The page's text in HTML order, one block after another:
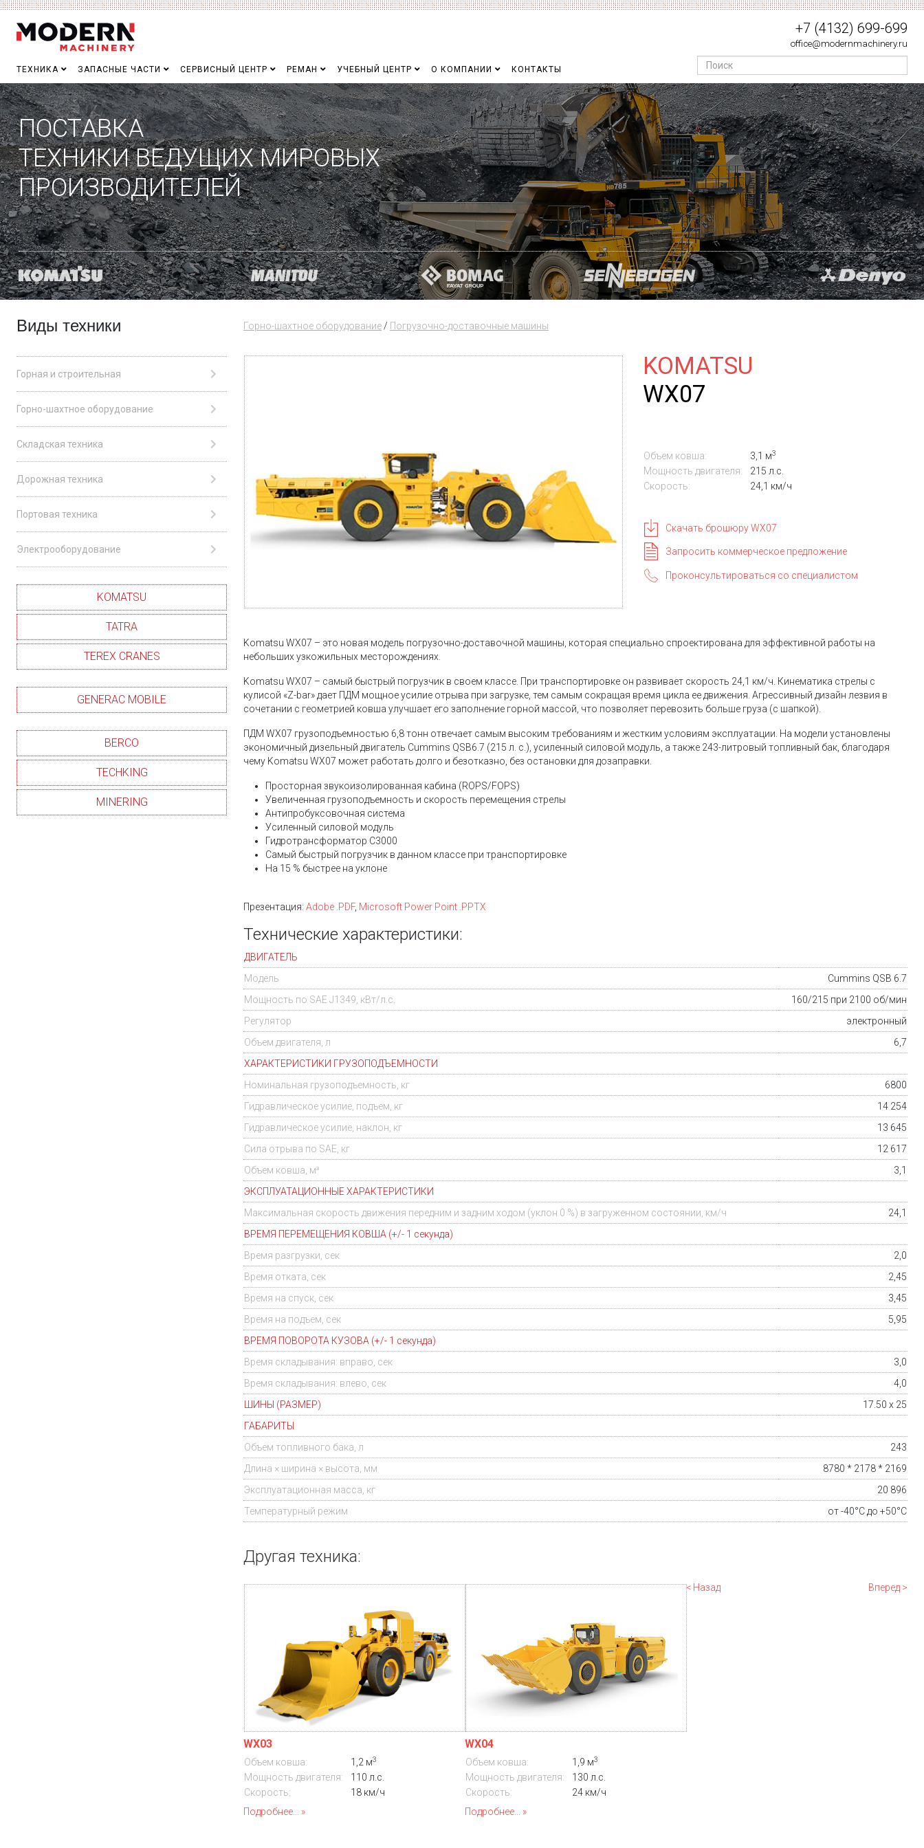
+7 (4132) 699-699
office@modernmachinery.ru
ТЕХНИКА ЗАПАСНЫЕ ЧАСТИ СЕРВИСНЫЙ ЦЕНТР РЕМАН УЧЕБНЫЙ ЦЕНТР О КОМПАНИИ КОНТАКТЫ
ПОСТАВКА
ТЕХНИКИ ВЕДУЩИХ МИРОВЫХ
ПРОИЗВОДИТЕЛЕЙ
Виды техники
Горная и строительная
Горно-шахтное оборудование
Складская техника
Дорожная техника
Портовая техника
Электрооборудование
KOMATSU
TATRA
TEREX CRANES
GENERAC MOBILE
BERCO
TECHKING
MINERING
Горно-шахтное оборудование / Погрузочно-доставочные машины
KOMATSU
WX07
Объем ковша: 3,1 м3
Мощность двигателя:
215 л.с.
Скорость:
24,1 км/ч
Скачать брошюру WX07
Запросить коммерческое предложение
Проконсультироваться со специалистом
Komatsu WX07 – это новая модель погрузочно-доставочной машины, которая специально спроектирована для эффективной работы на
небольших узкожильных месторождениях.
Komatsu WX07 – самый быстрый погрузчик в своем классе. При транспортировке он развивает скорость 24,1 км/ч. Кинематика стрелы с
кулисой «Z-bar» дает ПДМ мощное усилие отрыва при загрузке, тем самым сокращая время цикла ее движения. Агрессивный дизайн лезвия в
сочетании с геометрией ковша улучшает его заполнение горной массой, что позволяет перевозить больше груза (с шапкой).
ПДМ WX07 грузоподъемностью 6,8 тонн отвечает самым высоким требованиям и жестким условиям эксплуатации. На модели установлены
экономичный дизельный двигатель Cummins QSB6.7 (215 л. с.), усиленный силовой модуль, а также 243-литровый топливный бак, благодаря
чему Komatsu WX07 может работать долго и безотказно, без остановки для дозаправки.
Просторная звукоизолированная кабина (ROPS/FOPS)
Увеличенная грузоподъемность и скорость перемещения стрелы
Антипробуксовочная система
Усиленный силовой модуль
Гидротрансформатор C3000
Самый быстрый погрузчик в данном классе при транспортировке
На 15 % быстрее на уклоне
Презентация: Adobe .PDF, Microsoft Power Point .PPTX
Технические характеристики:
ДВИГАТЕЛЬ
Модель
Cummins QSB 6.7
Мощность по SAE J1349, кВт/л.с.
160/215 при 2100 об/мин
Регулятор
электронный
Объем двигателя, л
6,7
ХАРАКТЕРИСТИКИ ГРУЗОПОДЪЕМНОСТИ
Номинальная грузоподъемность, кг
6800
Гидравлическое усилие, подъем, кг
14 254
Гидравлическое усилие, наклон, кг
13 645
Сила отрыва по SAE, кг
12 617
Объем ковша, м³
3,1
ЭКСПЛУАТАЦИОННЫЕ ХАРАКТЕРИСТИКИ
Максимальная скорость движения передним и задним ходом (уклон 0 %) в загруженном состоянии, км/ч
24,1
ВРЕМЯ ПЕРЕМЕЩЕНИЯ КОВША (+/- 1 секунда)
Время разгрузки, сек
2,0
Время отката, сек
2,45
Время на спуск, сек
3,45
Время на подъем, сек
5,95
ВРЕМЯ ПОВОРОТА КУЗОВА (+/- 1 секунда)
Время складывания: вправо, сек
3,0
Время складывания: влево, сек
4,0
ШИНЫ (РАЗМЕР)
17.50 x 25
ГАБАРИТЫ
Объем топливного бака, л
243
Длина × ширина × высота, мм
8780 * 2178 * 2169
Эксплуатационная масса, кг
20 896
Температурный режим
от -40°C до +50°C
Другая техника:
WX03
Объем ковша: 1,2 м3
Мощность двигателя:
110 л.с.
Скорость:
18 км/ч
Подробнее...
WX04
Объем ковша: 1,9 м3
Мощность двигателя:
130 л.с.
Скорость:
24 км/ч
Подробнее...
< Назад Вперед >